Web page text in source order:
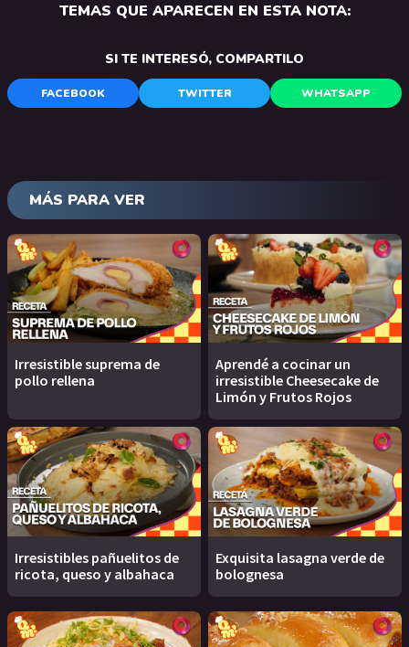
TEMAS QUE APARECEN EN ESTA NOTA:
SI TE INTERESÓ, COMPARTILO
FACEBOOK TWITTER WHATSAPP
MÁS PARA VER
Irresistible suprema de
pollo rellena
Aprendé a cocinar un
irresistible Cheesecake de
Limón y Frutos Rojos
Irresistibles pañuelitos de
ricota, queso y albahaca
Exquisita lasagna verde de
bolognesa